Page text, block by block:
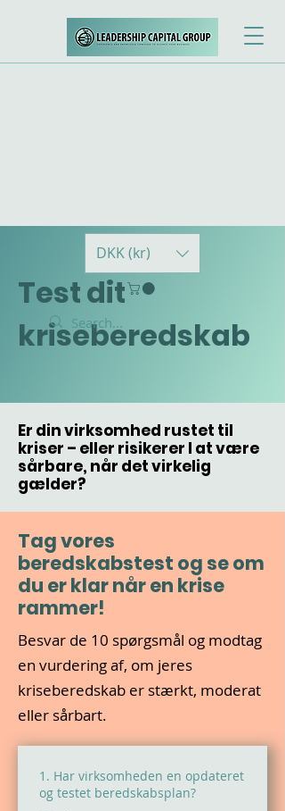
DKK (kr)
Test dit
kriseberedskab
Er din virksomhed rustet til
kriser – eller risikerer I at være
sårbare, når det virkelig
gælder?
Tag vores
beredskabstest og se om
du er klar når en krise
rammer!
Besvar de 10 spørgsmål og modtag
en vurdering af, om jeres
kriseberedskab er stærkt, moderat
eller sårbart.
1. Har virksomheden en opdateret
og testet beredskabsplan?